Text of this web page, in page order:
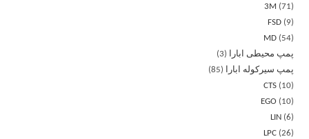
3M
71
FSD
9
MD
54
پمپ محیطی ابارا
3
پمپ سیرکوله ابارا
85
CTS
10
EGO
10
LIN
6
LPC 26